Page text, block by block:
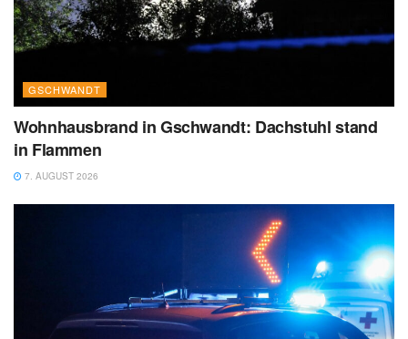
GSCHWANDT
Wohnhausbrand in Gschwandt: Dachstuhl stand
in Flammen
7. AUGUST 2026